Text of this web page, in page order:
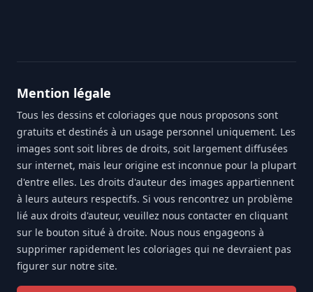
Mention légale
Tous les dessins et coloriages que nous proposons sont
gratuits et destinés à un usage personnel uniquement. Les
images sont soit libres de droits, soit largement diffusées
sur internet, mais leur origine est inconnue pour la plupart
d'entre elles. Les droits d'auteur des images appartiennent
à leurs auteurs respectifs. Si vous rencontrez un problème
lié aux droits d'auteur, veuillez nous contacter en cliquant
sur le bouton situé à droite. Nous nous engageons à
supprimer rapidement les coloriages qui ne devraient pas
figurer sur notre site.